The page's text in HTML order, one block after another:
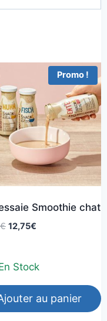
Promo !
Smoothie chat
€ Le
était :
12,75€
est :
Stock
au panier